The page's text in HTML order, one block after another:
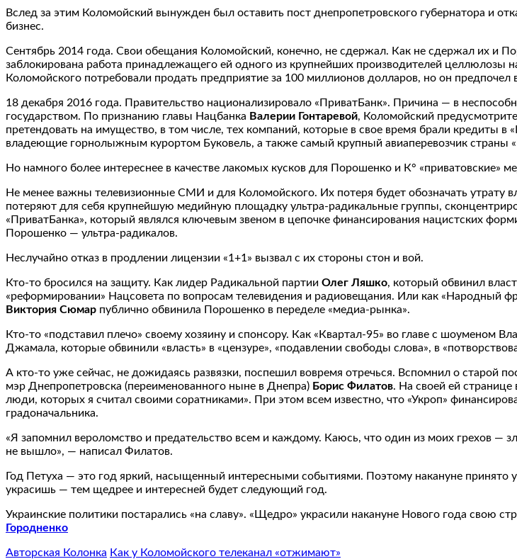
Вслед за этим Коломойский вынужден был оставить пост днепропетровского губернатора и
бизнес.
Сентябрь 2014 года. Свои обещания Коломойский, конечно, не сдержал. Как не сдержал их и
заблокирована работа принадлежащего ей одного из крупнейших производителей
Коломойского потребовали продать предприятие за 100 миллионов долларов, но он предпочел
18 декабря 2016 года. Правительство национализировало «ПриватБанк». Причина — в
государством. По признанию главы Нацбанка Валерии Гонтаревой, Коломойский
претендовать на имущество, в том числе, тех компаний, которые в свое время брали кредиты
владеющие горнолыжным курортом Буковель, а также самый крупный авиаперевозчик страны
Но намного более интереснее в качестве лакомых кусков для Порошенко и К° «приватовские»
Не менее важны телевизионные СМИ и для Коломойского. Их потеря будет обозначать утрату
потеряют для себя крупнейшую медийную площадку ультра-радикальные группы,
«ПриватБанка», который являлся ключевым звеном в цепочке финансирования нацистских
Порошенко — ультра-радикалов.
Неслучайно отказ в продлении лицензии «1+1» вызвал с их стороны стон и вой.
Кто-то бросился на защиту. Как лидер Радикальной партии Олег Ляшко, который обвинил
«реформировании» Нацсовета по вопросам телевидения и радиовещания. Или как «Народный
Виктория Сюмар публично обвинила Порошенко в переделе «медиа-рынка».
Кто-то «подставил плечо» своему хозяину и спонсору. Как «Квартал-95» во главе с шоуменом
Джамала, которые обвинили «власть» в «цензуре», «подавлении свободы слова», в
А кто-то уже сейчас, не дожидаясь развязки, поспешил вовремя отречься. Вспомнил о старой
мэр Днепропетровска (переименованного ныне в Днепра) Борис Филатов. На своей ей странице
люди, которых я считал своими соратниками». При этом всем известно, что «Укроп»
градоначальника.
«Я запомнил вероломство и предательство всем и каждому. Каюсь, что один из моих грехов —
не вышло», — написал Филатов.
Год Петуха — это год яркий, насыщенный интересными событиями. Поэтому накануне
украсишь — тем щедрее и интересней будет следующий год.
Украинские политики постарались «на славу». «Щедро» украсили накануне Нового года свою
Городненко
Авторская Колонка Как у Коломойского телеканал «отжимают»